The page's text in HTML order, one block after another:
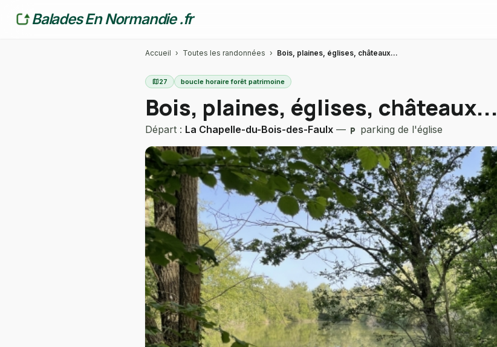
Balades En Normandie .fr
Accueil › Toutes les randonnées › Bois, plaines, églises, châteaux...
map27 boucle horaire forêt patrimoine
Bois, plaines, églises, châteaux...
Départ : La Chapelle-du-Bois-des-Faulx — local_parking parking de l'église